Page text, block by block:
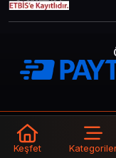
Keşfet
© 2026
Saklıdır.